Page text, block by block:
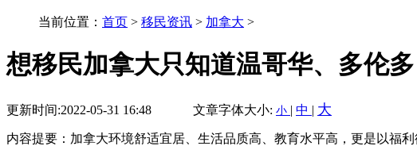
当前位置： 首页 > 移民资讯 > 加拿大 >
想移民加拿大只知道温哥华、多伦
更新时间:2022-05-31 16:48 文章字体大小: 小 | 中 | 大
内容提要：加拿大环境舒适宜居、生活品质高、教育水平高，更是以福